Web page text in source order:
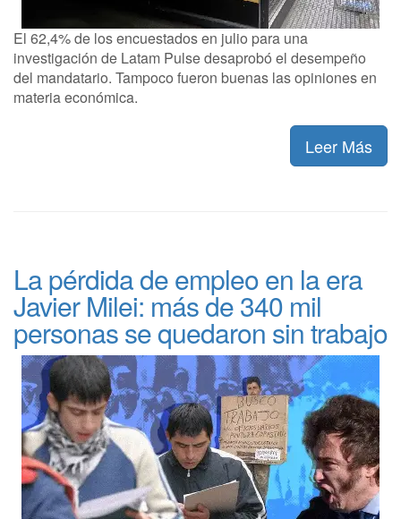
El 62,4% de los encuestados en julio para una
investigación de Latam Pulse desaprobó el desempeño
del mandatario. Tampoco fueron buenas las opiniones en
materia económica.
Leer Más
La pérdida de empleo en la era
Javier Milei: más de 340 mil
personas se quedaron sin trabajo